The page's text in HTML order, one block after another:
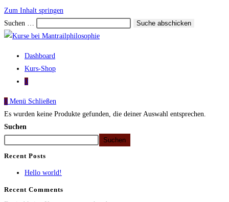
Zum Inhalt springen
Suchen …
Suche abschicken
Dashboard
Kurs-Shop
0
0 Menü Schließen
Es wurden keine Produkte gefunden, die deiner Auswahl entsprechen.
Suchen
Suchen
Recent Posts
Hello world!
Recent Comments